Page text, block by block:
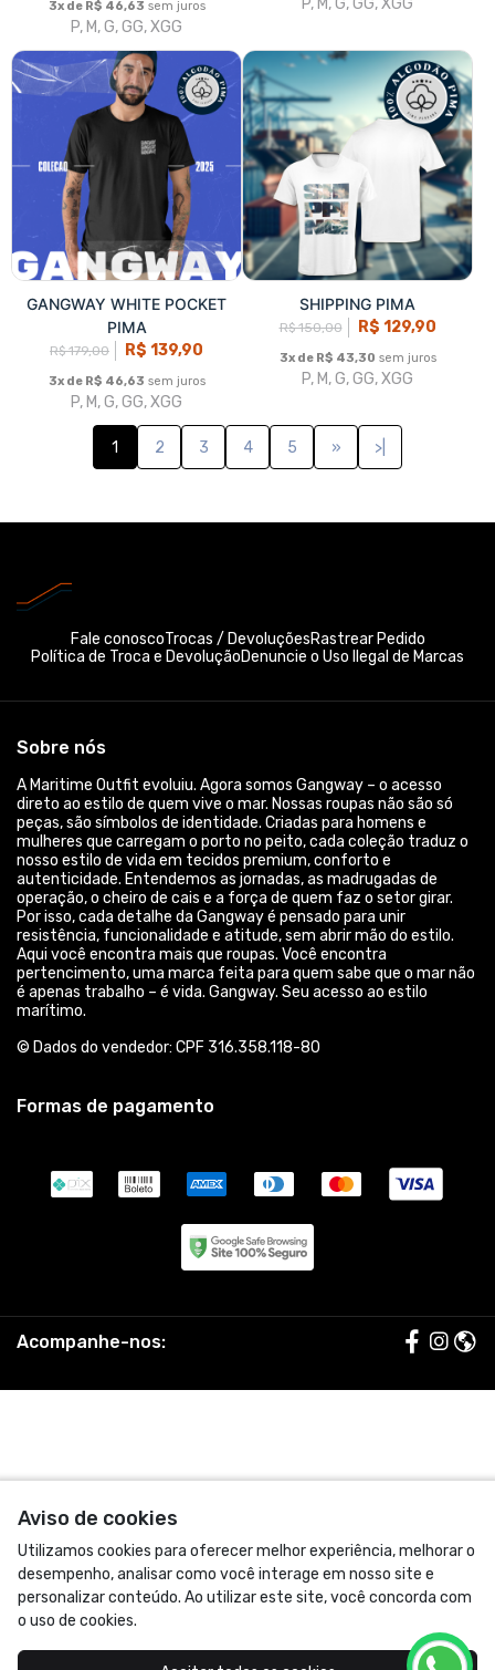
GANGWAY ORANGE POCKET
PIMA
R$ 179,00 R$ 139,90
3x de R$ 46,63sem juros
P, M, G, GG, XGG
GANGWAY ALL BLACK PIMA
R$ 179,00 R$ 139,90
3x de R$ 46,63 sem juros
P, M, G, GG, XGG
GANGWAY WHITE POCKET
PIMA
SHIPPING PIMA
R$ 150,00 R$ 129,90
1 2 3 4 5 » >|
Aviso de cookies
Utilizamos cookies para oferecer melhor experiência, melhorar o
desempenho, analisar como você interage em nosso site e
personalizar conteúdo. Ao utilizar este site, você concorda com
o uso de cookies.
Fale conosco Trocas / DevoluçõesRastrear Pedido
Política de Troca e DevoluçãoDenuncie o Uso Ilegal de Marcas
A Maritime Outfit evoluiu. Agora somos Gangway – o acesso
mulheres que carregam o porto no peito, cada coleção traduz o
nosso estilo de vida em tecidos premium, conforto e
operação, o cheiro de cais e a força de quem faz o setor girar.
Por isso, cada detalhe da Gangway é pensado para unir
resistência, funcionalidade e atitude, sem abrir mão do estilo.
é apenas trabalho – é vida. Gangway. Seu acesso ao estilo
marítimo.